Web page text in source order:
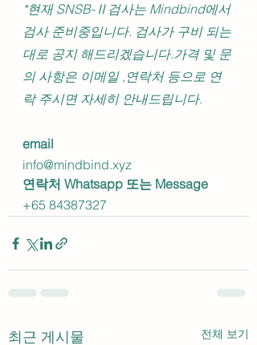
*현재 SNSB-Ⅱ검사는 Mindbind에서
검사 준비중입니다. 검사가 구비 되는
대로 공지 해드리겠습니다.가격 및 문
의 사항은 이메일 ,연락처 등으로 연
락 주시면 자세히 안내드립니다.
email
info@mindbind.xyz
연락처 Whatsapp 또는 Message
+65 84387327
최근 게시물 전체 보기